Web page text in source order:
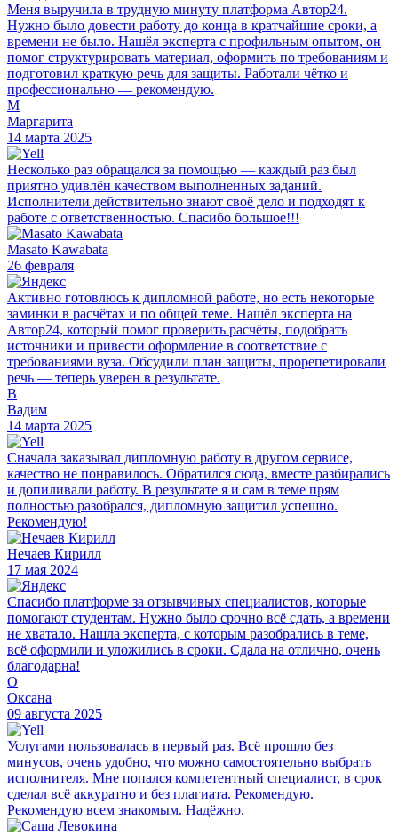
Меня выручила в трудную минуту платформа Автор24.
Нужно было довести работу до конца в кратчайшие сроки, а
времени не было. Нашёл эксперта с профильным опытом, он
помог структурировать материал, оформить по требованиям и
подготовил краткую речь для защиты. Работали чётко и
профессионально — рекомендую.
М
Маргарита
14 марта 2025
Несколько раз обращался за помощью — каждый раз был
приятно удивлён качеством выполненных заданий.
Исполнители действительно знают своё дело и подходят к
работе с ответственностью. Спасибо большое!!!
Masato Kawabata
26 февраля
Активно готовлюсь к дипломной работе, но есть некоторые
заминки в расчётах и по общей теме. Нашёл эксперта на
Автор24, который помог проверить расчёты, подобрать
источники и привести оформление в соответствие с
требованиями вуза. Обсудили план защиты, прорепетировали
речь — теперь уверен в результате.
В
Вадим
14 марта 2025
Сначала заказывал дипломную работу в другом сервисе,
качество не понравилось. Обратился сюда, вместе разбирались
и допиливали работу. В результате я и сам в теме прям
полностью разобрался, дипломную защитил успешно.
Рекомендую!
Нечаев Кирилл
17 мая 2024
Спасибо платформе за отзывчивых специалистов, которые
помогают студентам. Нужно было срочно всё сдать, а времени
не хватало. Нашла эксперта, с которым разобрались в теме,
всё оформили и уложились в сроки. Сдала на отлично, очень
благодарна!
О
Оксана
09 августа 2025
Услугами пользовалась в первый раз. Всё прошло без
минусов, очень удобно, что можно самостоятельно выбрать
исполнителя. Мне попался компетентный специалист, в срок
сделал всё аккуратно и без плагиата. Рекомендую.
Рекомендую всем знакомым. Надёжно.